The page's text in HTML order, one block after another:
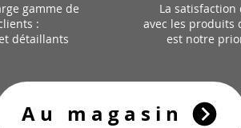
gamme de
:
détaillants
La satisfaction
avec les produits
est notre
Au magasin